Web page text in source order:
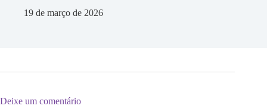
19 de março de 2026
Deixe um comentário